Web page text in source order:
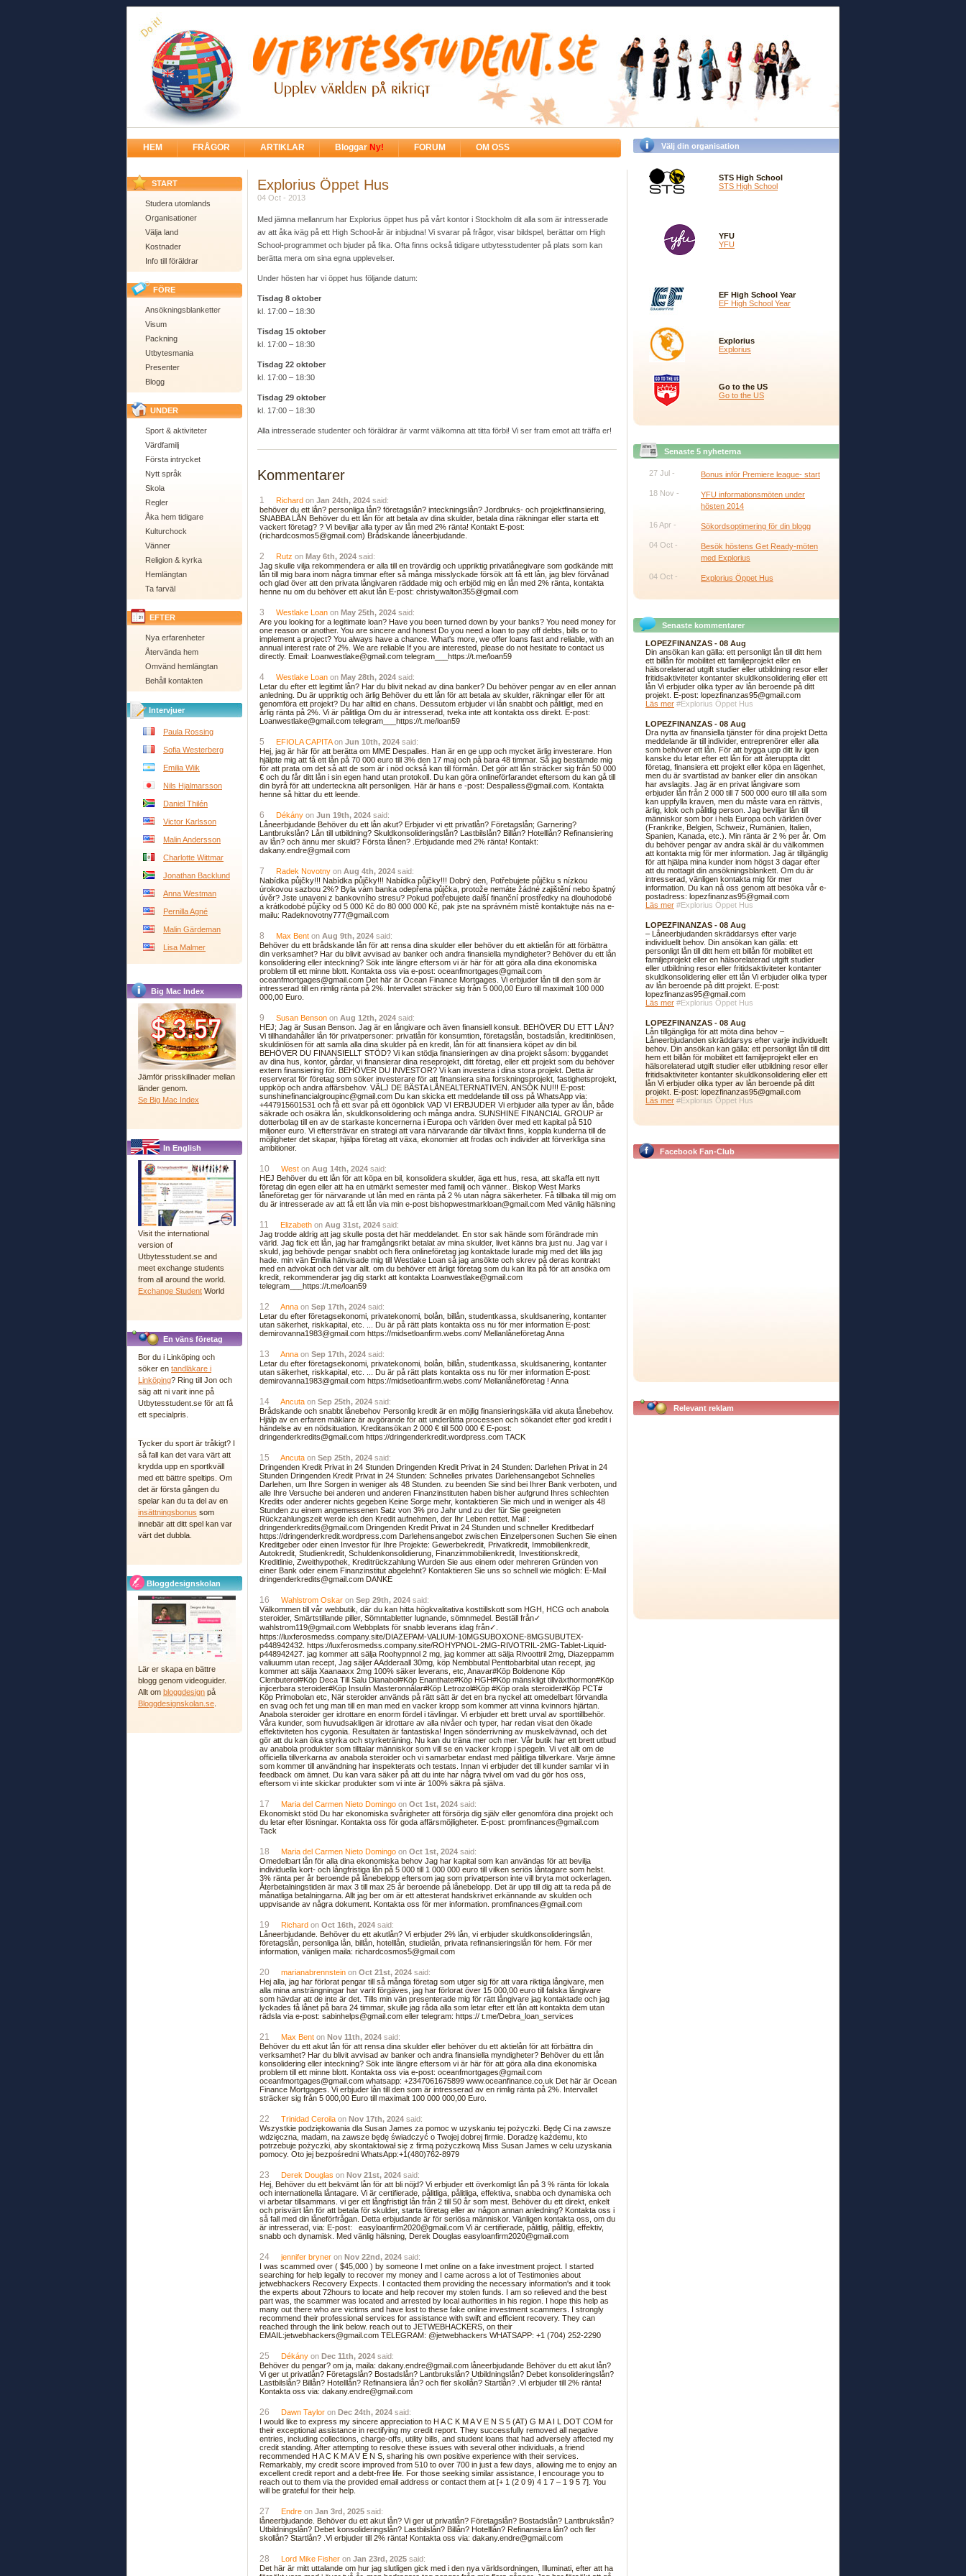
HEM FRÅGOR ARTIKLAR BloggarNy! FORUM OM OSS
START
Studera utomlands
Organisationer
Välja land
Kostnader
Info till föräldrar
FÖRE
Ansökningsblanketter
Visum
Packning
Utbytesmania
Presenter
Blogg
UNDER
Sport & aktiviteter
Värdfamilj
Första intrycket
Nytt språk
Skola
Regler
Åka hem tidigare
Kulturchock
Vänner
Religion & kyrka
Hemlängtan
Ta farväl
EFTER
Nya erfarenheter
Återvända hem
Omvänd hemlängtan
Behåll kontakten
Intervjuer
Paula Rossing
Sofia Westerberg
Emilia Wiik
Nils Hjalmarsson
Daniel Thilén
Victor Karlsson
Malin Andersson
Charlotte Wittmar
Jonathan Backlund
Anna Westman
Pernilla Agné
Malin Gärdeman
Lisa Malmer
Big Mac Index
Jämför prisskillnader mellan
länder genom.
Se Big Mac Index
In English
Visit the international
version of
Utbytesstudent.se and
meet exchange students
from all around the world.
Exchange Student World
En väns företag
Bor du i Linköping och
söker en tandläkare i
Linköping? Ring till Jon och
säg att ni varit inne på
Utbytesstudent.se för att få
ett specialpris.
Tycker du sport är tråkigt? I
så fall kan det vara värt att
krydda upp en sportkväll
med ett bättre speltips. Om
det är första gången du
spelar kan du ta del av en
insättningsbonus som
innebär att ditt spel kan var
värt det dubbla.
Bloggdesignskolan
Lär er skapa en bättre
blogg genom videoguider.
Allt om bloggdesign på
Bloggdesignskolan.se
Explorius Öppet Hus
04 Oct - 2013
Med jämna mellanrum har Explorius öppet hus på vårt kontor i Stockholm dit alla som är intresserade
av att åka iväg på ett High School-år är inbjudna! Vi svarar på frågor, visar bildspel, berättar om High
School-programmet och bjuder på fika. Ofta finns också tidigare utbytesstudenter på plats som kan
berätta mera om sina egna upplevelser.
Under hösten har vi öppet hus följande datum:
Tisdag 8 oktober
kl. 17:00 – 18:30
Tisdag 15 oktober
kl. 17:00 – 18:30
Tisdag 22 oktober
kl. 17:00 – 18:30
Tisdag 29 oktober
kl. 17:00 – 18:30
Alla intresserade studenter och föräldrar är varmt välkomna att titta förbi! Vi ser fram emot att träffa er!
Kommentarer
1 Richard on Jan 24th, 2024 said:
behöver du ett lån? personliga lån? företagslån? inteckningslån? Jordbruks- och projektfinansiering,
SNABBA LÅN Behöver du ett lån för att betala av dina skulder, betala dina räkningar eller starta ett
vackert företag? ? Vi beviljar alla typer av lån med 2% ränta! Kontakt E-post:
(richardcosmos5@gmail.com) Brådskande låneerbjudande.
2 Rutz on May 6th, 2024 said:
Jag skulle vilja rekommendera er alla till en trovärdig och uppriktig privatlånegivare som godkände mitt
lån till mig bara inom några timmar efter så många misslyckade försök att få ett lån, jag blev förvånad
och glad över att den privata långivaren räddade mig och erbjöd mig en lån med 2% ränta, kontakta
henne nu om du behöver ett akut lån E-post: christywalton355@gmail.com
3 Westlake Loan on May 25th, 2024 said:
Are you looking for a legitimate loan? Have you been turned down by your banks? You need money for
one reason or another. You are sincere and honest Do you need a loan to pay off debts, bills or to
implement a project? You always have a chance. What's more, we offer loans fast and reliable, with an
annual interest rate of 2%. We are reliable If you are interested, please do not hesitate to contact us
directly. Email: Loanwestlake@gmail.com telegram___https://t.me/loan59
4 Westlake Loan on May 28th, 2024 said:
Letar du efter ett legitimt lån? Har du blivit nekad av dina banker? Du behöver pengar av en eller annan
anledning. Du är uppriktig och ärlig Behöver du ett lån för att betala av skulder, räkningar eller för att
genomföra ett projekt? Du har alltid en chans. Dessutom erbjuder vi lån snabbt och pålitligt, med en
årlig ränta på 2%. Vi är pålitliga Om du är intresserad, tveka inte att kontakta oss direkt. E-post:
Loanwestlake@gmail.com telegram___https://t.me/loan59
5 EFIOLA CAPITAon Jun 10th, 2024 said:
Hej, jag är här för att berätta om MME Despalles. Han är en ge upp och mycket ärlig investerare. Hon
hjälpte mig att få ett lån på 70 000 euro till 3% den 17 maj och på bara 48 timmar. Så jag bestämde mig
för att prata om det så att de som är i nöd också kan till förmån. Det gör att lån sträcker sig från 50 000
€ och du får ditt lån i sin egen hand utan protokoll. Du kan göra onlineförfarandet eftersom du kan gå till
din byrå för att underteckna allt personligen. Här är hans e -post: Despalless@gmail.com. Kontakta
henne så hittar du ett leende.
6 Dékány on Jun 19th, 2024 said:
Låneerbjudande Behöver du ett lån akut? Erbjuder vi ett privatlån? Företagslån; Garnering?
Lantbrukslån? Lån till utbildning? Skuldkonsolideringslån? Lastbilslån? Billån? Hotelllån? Refinansiering
av lån? och ännu mer skuld? Första lånen? .Erbjudande med 2% ränta! Kontakt:
dakany.endre@gmail.com
7 Radek Novotny on Aug 4th, 2024 said:
Nabídka půjčky!!! Nabídka půjčky!!! Nabídka půjčky!!! Dobrý den, Potřebujete půjčku s nízkou
úrokovou sazbou 2%? Byla vám banka odepřena půjčka, protože nemáte žádné zajištění nebo špatný
úvěr? Jste unaveni z bankovního stresu? Pokud potřebujete další finanční prostředky na dlouhodobé
a krátkodobé půjčky od 5 000 Kč do 80 000 000 Kč, pak jste na správném místě kontaktujte nás na e-
mailu: Radeknovotny777@gmail.com
8 Max Bent on Aug 9th, 2024 said:
Behöver du ett brådskande lån för att rensa dina skulder eller behöver du ett aktielån för att förbättra
din verksamhet? Har du blivit avvisad av banker och andra finansiella myndigheter? Behöver du ett lån
konsolidering eller inteckning? Sök inte längre eftersom vi är här för att göra alla dina ekonomiska
problem till ett minne blott. Kontakta oss via e-post: oceanfmortgages@gmail.com
oceanfmortgages@gmail.com Det här är Ocean Finance Mortgages. Vi erbjuder lån till den som är
intresserad till en rimlig ränta på 2%. Intervallet sträcker sig från 5 000,00 Euro till maximalt 100 000
000,00 Euro.
9 Susan Benson on Aug 12th, 2024 said:
HEJ; Jag är Susan Benson. Jag är en långivare och även finansiell konsult. BEHÖVER DU ETT LÅN?
Vi tillhandahåller lån för privatpersoner: privatlån för konsumtion, företagslån, bostadslån, kreditinlösen,
skuldinlösen för att samla alla dina skulder på en kredit, lån för att finansiera köpet av din bil.
BEHÖVER DU FINANSIELLT STÖD? Vi kan stödja finansieringen av dina projekt såsom: byggandet
av dina hus, kontor, gårdar, vi finansierar dina reseprojekt, ditt företag, eller ett projekt som du behöver
extern finansiering för. BEHÖVER DU INVESTOR? Vi kan investera i dina stora projekt. Detta är
reserverat för företag som söker investerare för att finansiera sina forskningsprojekt, fastighetsprojekt,
uppköp och andra affärsbehov. VÄLJ DE BÄSTA LÅNEALTERNATIVEN. ANSÖK NU!!! E-post:
sunshinefinancialgroupinc@gmail.com Du kan skicka ett meddelande till oss på WhatsApp via:
+447915601531 och få ett svar på ett ögonblick VAD VI ERBJUDER Vi erbjuder alla typer av lån, både
säkrade och osäkra lån, skuldkonsolidering och många andra. SUNSHINE FINANCIAL GROUP är
dotterbolag till en av de starkaste koncernerna i Europa och världen över med ett kapital på 510
miljoner euro. Vi eftersträvar en strategi att vara närvarande där tillväxt finns, koppla kunderna till de
möjligheter det skapar, hjälpa företag att växa, ekonomier att frodas och individer att förverkliga sina
ambitioner.
10 West on Aug 14th, 2024 said:
HEJ Behöver du ett lån för att köpa en bil, konsolidera skulder, äga ett hus, resa, att skaffa ett nytt
företag din egen eller att ha en utmärkt semester med familj och vänner.. Biskop West Marks
låneföretag ger för närvarande ut lån med en ränta på 2 % utan några säkerheter. Få tillbaka till mig om
du är intresserade av att få ett lån via min e-post bishopwestmarkloan@gmail.com Med vänlig hälsning
11 Elizabeth on Aug 31st, 2024 said:
Jag trodde aldrig att jag skulle posta det här meddelandet. En stor sak hände som förändrade min
värld. Jag fick ett lån, jag har framgångsrikt betalat av mina skulder, livet känns bra just nu. Jag var i
skuld, jag behövde pengar snabbt och flera onlineföretag jag kontaktade lurade mig med det lilla jag
hade. min vän Emilia hänvisade mig till Westlake Loan så jag ansökte och skrev på deras kontrakt
med en advokat och det var allt. om du behöver ett ärligt företag som du kan lita på för att ansöka om
kredit, rekommenderar jag dig starkt att kontakta Loanwestlake@gmail.com
telegram___https://t.me/loan59
12 Anna on Sep 17th, 2024 said:
Letar du efter företagsekonomi, privatekonomi, bolån, billån, studentkassa, skuldsanering, kontanter
utan säkerhet, riskkapital, etc. ... Du är på rätt plats kontakta oss nu för mer information E-post:
demirovanna1983@gmail.com https://midsetloanfirm.webs.com/ Mellanlåneföretag Anna
13 Anna on Sep 17th, 2024 said:
Letar du efter företagsekonomi, privatekonomi, bolån, billån, studentkassa, skuldsanering, kontanter
utan säkerhet, riskkapital, etc. ... Du är på rätt plats kontakta oss nu för mer information E-post:
demirovanna1983@gmail.com https://midsetloanfirm.webs.com/ Mellanlåneföretag ! Anna
14 Ancuta on Sep 25th, 2024 said:
Brådskande och snabbt lånebehov Personlig kredit är en möjlig finansieringskälla vid akuta lånebehov.
Hjälp av en erfaren mäklare är avgörande för att underlätta processen och sökandet efter god kredit i
händelse av en nödsituation. Kreditansökan 2 000 € till 500 000 € E-post:
dringenderkredits@gmail.com https://dringenderkredit.wordpress.com TACK
15 Ancuta on Sep 25th, 2024 said:
Dringenden Kredit Privat in 24 Stunden Dringenden Kredit Privat in 24 Stunden: Darlehen Privat in 24
Stunden Dringenden Kredit Privat in 24 Stunden: Schnelles privates Darlehensangebot Schnelles
Darlehen, um Ihre Sorgen in weniger als 48 Stunden. zu beenden Sie sind bei Ihrer Bank verboten, und
alle Ihre Versuche bei anderen und anderen Finanzinstituten haben bisher aufgrund Ihres schlechten
Kredits oder anderer nichts gegeben Keine Sorge mehr, kontaktieren Sie mich und in weniger als 48
Stunden zu einem angemessenen Satz von 3% pro Jahr und zu der für Sie geeigneten
Rückzahlungszeit werde ich den Kredit aufnehmen, der Ihr Leben rettet. Mail :
dringenderkredits@gmail.com Dringenden Kredit Privat in 24 Stunden und schneller Kreditbedarf
https://dringenderkredit.wordpress.com Darlehensangebot zwischen Einzelpersonen Suchen Sie einen
Kreditgeber oder einen Investor für Ihre Projekte: Gewerbekredit, Privatkredit, Immobilienkredit,
Autokredit, Studienkredit, Schuldenkonsolidierung, Finanzimmobilienkredit, Investitionskredit,
Kreditlinie, Zweithypothek, Kreditrückzahlung Wurden Sie aus einem oder mehreren Gründen von
einer Bank oder einem Finanzinstitut abgelehnt? Kontaktieren Sie uns so schnell wie möglich: E-Mail
dringenderkredits@gmail.com DANKE
16 Wahlstrom Oskar on Sep 29th, 2024 said:
Välkommen till vår webbutik, där du kan hitta högkvalitativa kosttillskott som HGH, HCG och anabola
steroider, Smärtstillande piller, Sömntabletter lugnande, sömnmedel. Beställ från✓
wahlstrom119@gmail.com Webbplats för snabb leverans idag från✓.
https://luxferosmedss.company.site/DIAZEPAM-VALIUM-10MGSUBOXONE-8MGSUBUTEX-
p448942432. https://luxferosmedss.company.site/ROHYPNOL-2MG-RIVOTRIL-2MG-Tablet-Liquid-
p448942427. jag kommer att sälja Roohypnnol 2 mg, jag kommer att sälja Rivoottril 2mg, Diazeppamm
valiuumm utan recept, Jag säljer AAdderaall 30mg, köp Nembbutal Penttobarbital utan recept, jag
kommer att sälja Xaanaaxx 2mg 100% säker leverans, etc, Anavar#Köp Boldenone Köp
Clenbuterol#Köp Deca Till Salu Dianabol#Köp Enanthate#Köp HGH#Köp mänskligt tillväxthormon#Köp
injicerbara steroider#Köp Insulin Masteronnålar#Köp Letrozol#Köp #Köp orala steroider#Köp PCT#
Köp Primobolan etc, När steroider används på rätt sätt är det en bra nyckel att omedelbart förvandla
en svag och fet ung man till en man med en vacker kropp som kommer att vinna kvinnors hjärtan.
Anabola steroider ger idrottare en enorm fördel i tävlingar. Vi erbjuder ett brett urval av sporttillbehör.
Våra kunder, som huvudsakligen är idrottare av alla nivåer och typer, har redan visat den ökade
effektiviteten hos cygonia. Resultaten är fantastiska! Ingen sönderrivning av muskelvävnad, och det
gör att du kan öka styrka och styrketräning. Nu kan du träna mer och mer. Vår butik har ett brett utbud
av anabola produkter som tilltalar människor som vill se en vacker kropp i spegeln. Vi vet allt om de
officiella tillverkarna av anabola steroider och vi samarbetar endast med pålitliga tillverkare. Varje ämne
som kommer till användning har inspekterats och testats. Innan vi erbjuder det till kunder samlar vi in ​​
feedback om ämnet. Du kan vara säker på att du inte har några tvivel om vad du gör hos oss,
eftersom vi inte skickar produkter som vi inte är 100% säkra på själva.
17 Maria del Carmen Nieto Domingo on Oct 1st, 2024 said:
Ekonomiskt stöd Du har ekonomiska svårigheter att försörja dig själv eller genomföra dina projekt och
du letar efter lösningar. Kontakta oss för goda affärsmöjligheter. E-post: promfinances@gmail.com
Tack
18 Maria del Carmen Nieto Domingo on Oct 1st, 2024 said:
Omedelbart lån för alla dina ekonomiska behov Jag har kapital som kan användas för att bevilja
individuella kort- och långfristiga lån på 5 000 till 1 000 000 euro till vilken seriös låntagare som helst.
3% ränta per år beroende på lånebelopp eftersom jag som privatperson inte vill bryta mot ockerlagen.
Återbetalningstiden är max 3 till max 25 år beroende på lånebelopp. Det är upp till dig att ta reda på de
månatliga betalningarna. Allt jag ber om är ett attesterat handskrivet erkännande av skulden och
uppvisande av några dokument. Kontakta oss för mer information. promfinances@gmail.com
19 Richard on Oct 16th, 2024 said:
Låneerbjudande. Behöver du ett akutlån? Vi erbjuder 2% lån, vi erbjuder skuldkonsolideringslån,
företagslån, personliga lån, billån, hotelllån, studielån, privata refinansieringslån för hem. För mer
information, vänligen maila: richardcosmos5@gmail.com
20 marianabrennstein on Oct 21st, 2024 said:
Hej alla, jag har förlorat pengar till så många företag som utger sig för att vara riktiga långivare, men
alla mina ansträngningar har varit förgäves, jag har förlorat över 15 000,00 euro till falska långivare
som hävdar att de inte är det. Tills min vän presenterade mig för rätt långivare jag kontaktade och jag
lyckades få lånet på bara 24 timmar, skulle jag råda alla som letar efter ett lån att kontakta dem utan
rädsla via e-post: sabinhelps@gmail.com eller telegram: https:// t.me/Debra_loan_services
21 Max Bent on Nov 11th, 2024 said:
Behöver du ett akut lån för att rensa dina skulder eller behöver du ett aktielån för att förbättra din
verksamhet? Har du blivit avvisad av banker och andra finansiella myndigheter? Behöver du ett lån
konsolidering eller inteckning? Sök inte längre eftersom vi är här för att göra alla dina ekonomiska
problem till ett minne blott. Kontakta oss via e-post: oceanfmortgages@gmail.com
oceanfmortgages@gmail.com whatsapp: +2347061675899 www.oceanfinance.co.uk Det här är Ocean
Finance Mortgages. Vi erbjuder lån till den som är intresserad av en rimlig ränta på 2%. Intervallet
sträcker sig från 5 000,00 Euro till maximalt 100 000 000,00 Euro.
22 Trinidad Ceroila on Nov 17th, 2024 said:
Wszystkie podziękowania dla Susan James za pomoc w uzyskaniu tej pożyczki. Będę Ci na zawsze
wdzięczna, madam, na zawsze będę świadczyć o Twojej dobrej firmie. Doradzę każdemu, kto
potrzebuje pożyczki, aby skontaktował się z firmą pożyczkową Miss Susan James w celu uzyskania
pomocy. Oto jej bezpośredni WhatsApp:+1(480)762-8979
23 Derek Douglas on Nov 21st, 2024 said:
Hej, Behöver du ett bekvämt lån för att bli nöjd? Vi erbjuder ett överkomligt lån på 3 % ränta för lokala
och internationella låntagare. Vi är certifierade, pålitliga, pålitliga, effektiva, snabba och dynamiska och
vi arbetar tillsammans. vi ger ett långfristigt lån från 2 till 50 år som mest. Behöver du ett direkt, enkelt
och prisvärt lån för att betala för skulder, starta företag eller av någon annan anledning? Kontakta oss i
så fall med din låneförfrågan. Detta erbjudande är för seriösa människor. Vänligen kontakta oss, om du
är intresserad, via: E-post: easyloanfirm2020@gmail.com Vi är certifierade, pålitlig, pålitlig, effektiv,
snabb och dynamisk. Med vänlig hälsning, Derek Douglas easyloanfirm2020@gmail.com
24 jennifer bryner on Nov 22nd, 2024 said:
I was scammed over ( $45,000 ) by someone I met online on a fake investment project. I started
searching for help legally to recover my money and I came across a lot of Testimonies about
jetwebhackers Recovery Expects. I contacted them providing the necessary information's and it took
the experts about 72hours to locate and help recover my stolen funds. I am so relieved and the best
part was, the scammer was located and arrested by local authorities in his region. I hope this help as
many out there who are victims and have lost to these fake online investment scammers. I strongly
recommend their professional services for assistance with swift and efficient recovery. They can
reached through the link below. reach out to JETWEBHACKERS, on their
EMAIL:jetwebhackers@gmail.com TELEGRAM: @jetwebhackers WHATSAPP: +1 (704) 252-2290
25 Dékány on Dec 11th, 2024 said:
Behöver du pengar? om ja, maila: dakany.endre@gmail.com låneerbjudande Behöver du ett akut lån?
Vi ger ut privatlån? Företagslån? Bostadslån? Lantbrukslån? Utbildningslån? Debet konsolideringslån?
Lastbilslån? Billån? Hotelllån? Refinansiera lån? och fler skollån? Startlån? .Vi erbjuder till 2% ränta!
Kontakta oss via: dakany.endre@gmail.com
26 Dawn Taylor on Dec 24th, 2024 said:
I would like to express my sincere appreciation to H A C K M A V E N S 5 (AT) G M A I L DOT COM for
their exceptional assistance in rectifying my credit report. They successfully removed all negative
entries, including collections, charge-offs, utility bills, and student loans that had adversely affected my
credit standing. After attempting to resolve these issues with several other individuals, a friend
recommended H A C K M A V E N S, sharing his own positive experience with their services.
Remarkably, my credit score improved from 510 to over 700 in just a few days, allowing me to enjoy an
excellent credit report and a debt-free life. For those seeking similar assistance, I encourage you to
reach out to them via the provided email address or contact them at [+ 1 (2 0 9) 4 1 7 – 1 9 5 7]. You
will be grateful for their help.
27 Endre on Jan 3rd, 2025 said:
låneerbjudande. Behöver du ett akut lån? Vi ger ut privatlån? Företagslån? Bostadslån? Lantbrukslån?
Utbildningslån? Debet konsolideringslån? Lastbilslån? Billån? Hotelllån? Refinansiera lån? och fler
skollån? Startlån? .Vi erbjuder till 2% ränta! Kontakta oss via: dakany.endre@gmail.com
28 Lord Mike Fisher on Jan 23rd, 2025 said:
Det här är mitt uttalande om hur jag slutligen gick med i den nya världsordningen, Illuminati, efter att ha
Välj din organisation
STS High School
STS High School
YFU
YFU
EF High School Year
EF High School Year
Explorius
Explorius
Go to the US
Go to the US
Senaste 5 nyheterna
27 Jul - Bonus inför Premiere league- start
18 Nov -
YFU informationsmöten under
hösten 2014
16 Apr - Sökordsoptimering för din blogg
04 Oct -
Besök höstens Get Ready-möten
med Explorius
04 Oct - Explorius Öppet Hus
Senaste kommentarer
LOPEZFINANZAS - 08 Aug
Din ansökan kan gälla: ett personligt lån till ditt hem
ett billån för mobilitet ett familjeprojekt eller en
hälsorelaterad utgift studier eller utbildning resor eller
fritidsaktiviteter kontanter skuldkonsolidering eller ett
lån Vi erbjuder olika typer av lån beroende på ditt
projekt. E-post: lopezfinanzas95@gmail.com
Läs mer #Explorius Öppet Hus
LOPEZFINANZAS - 08 Aug
Dra nytta av finansiella tjänster för dina projekt Detta
meddelande är till individer, entreprenörer eller alla
som behöver ett lån. För att bygga upp ditt liv igen
kanske du letar efter ett lån för att återuppta ditt
företag, finansiera ett projekt eller köpa en lägenhet,
men du är svartlistad av banker eller din ansökan
har avslagits. Jag är en privat långivare som
erbjuder lån från 2 000 till 7 500 000 euro till alla som
kan uppfylla kraven, men du måste vara en rättvis,
ärlig, klok och pålitlig person. Jag beviljar lån till
människor som bor i hela Europa och världen över
(Frankrike, Belgien, Schweiz, Rumänien, Italien,
Spanien, Kanada, etc.). Min ränta är 2 % per år. Om
du behöver pengar av andra skäl är du välkommen
att kontakta mig för mer information. Jag är tillgänglig
för att hjälpa mina kunder inom högst 3 dagar efter
att du mottagit din ansökningsblankett. Om du är
intresserad, vänligen kontakta mig för mer
information. Du kan nå oss genom att besöka vår e-
postadress: lopezfinanzas95@gmail.com
Läs mer #Explorius Öppet Hus
LOPEZFINANZAS - 08 Aug
– Låneerbjudanden skräddarsys efter varje
individuellt behov. Din ansökan kan gälla: ett
personligt lån till ditt hem ett billån för mobilitet ett
familjeprojekt eller en hälsorelaterad utgift studier
eller utbildning resor eller fritidsaktiviteter kontanter
skuldkonsolidering eller ett lån Vi erbjuder olika typer
av lån beroende på ditt projekt. E-post:
lopezfinanzas95@gmail.com
Läs mer #Explorius Öppet Hus
LOPEZFINANZAS - 08 Aug
Lån tillgängliga för att möta dina behov –
Låneerbjudanden skräddarsys efter varje individuellt
behov. Din ansökan kan gälla: ett personligt lån till ditt
hem ett billån för mobilitet ett familjeprojekt eller en
hälsorelaterad utgift studier eller utbildning resor eller
fritidsaktiviteter kontanter skuldkonsolidering eller ett
lån Vi erbjuder olika typer av lån beroende på ditt
projekt. E-post: lopezfinanzas95@gmail.com
Läs mer #Explorius Öppet Hus
Facebook Fan-Club
Relevant reklam